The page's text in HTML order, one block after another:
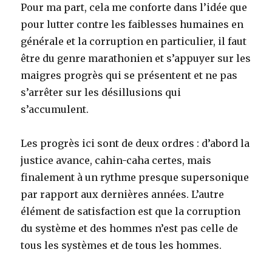
Pour ma part, cela me conforte dans l’idée que
pour lutter contre les faiblesses humaines en
générale et la corruption en particulier, il faut
être du genre marathonien et s’appuyer sur les
maigres progrès qui se présentent et ne pas
s’arrêter sur les désillusions qui
s’accumulent.
Les progrès ici sont de deux ordres : d’abord la
justice avance, cahin-caha certes, mais
finalement à un rythme presque supersonique
par rapport aux dernières années. L’autre
élément de satisfaction est que la corruption
du système et des hommes n’est pas celle de
tous les systèmes et de tous les hommes.